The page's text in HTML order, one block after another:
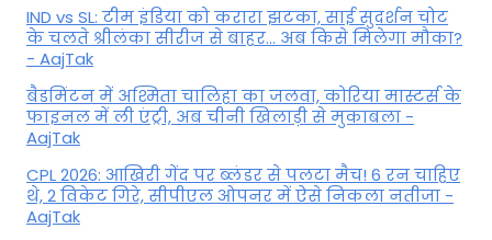
IND vs SL: टीम इंड‍िया को करारा झटका, साई सुदर्शन चोट
के चलते श्रीलंका सीरीज से बाहर... अब किसे म‍िलेगा मौका?
- AajTak
बैडमिंटन में अश्मिता चालिहा का जलवा, कोरिया मास्टर्स के
फाइनल में ली एंट्री, अब चीनी खिलाड़ी से मुकाबला -
AajTak
CPL 2026: आखिरी गेंद पर ब्लंडर से पलटा मैच! 6 रन चाहिए
थे, 2 विकेट गिरे, सीपीएल ओपनर में ऐसे न‍िकला नतीजा -
AajTak